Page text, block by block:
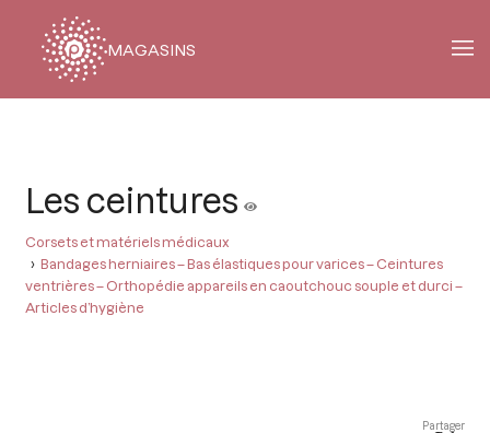
MAGASINS
Les ceintures
Corsets et matériels médicaux
Bandages herniaires – Bas élastiques pour varices – Ceintures
ventrières – Orthopédie appareils en caoutchouc souple et durci –
Articles d’hygiène
Partager